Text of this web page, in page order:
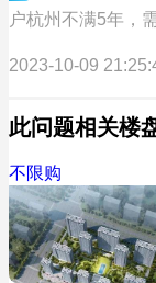
户杭州不满5年，
2023-10-09
此问题相关楼
不限购